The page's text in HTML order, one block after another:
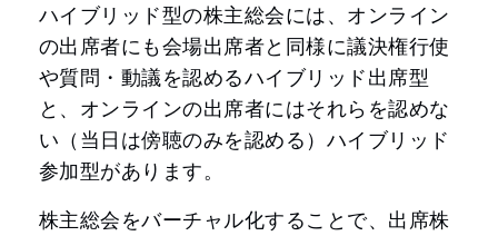
ハイブリッド型の株主総会には、オンライン
の出席者にも会場出席者と同様に議決権行使
や質問・動議を認めるハイブリッド出席型
と、オンラインの出席者にはそれらを認めな
い（当日は傍聴のみを認める）ハイブリッド
参加型があります。
株主総会をバーチャル化することで、出席株